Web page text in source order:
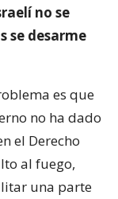
no se
se desarme
es que
no ha dado
el Derecho
al fuego,
una parte